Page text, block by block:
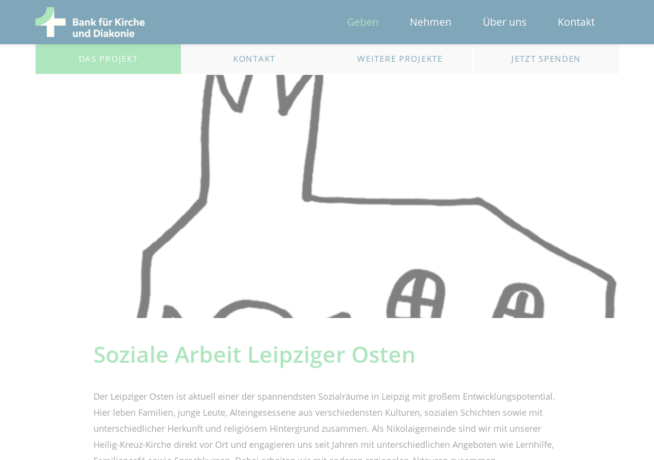
Geben Nehmen Über uns
Das Spendenportal
Kontakt
DAS PROJEKT KONTAKT WEITERE PROJEKTE JETZT SPENDEN
Soziale Arbeit Leipziger Osten
Der Leipziger Osten ist aktuell einer der spannendsten Sozialräume in Leipzig mit großem Entwicklungspotential.
Hier leben Familien, junge Leute, Alteingesessene aus verschiedensten Kulturen, sozialen Schichten sowie mit
unterschiedlicher Herkunft und religiösem Hintergrund zusammen. Als Nikolaigemeinde sind wir mit unserer
Heilig-Kreuz-Kirche direkt vor Ort und engagieren uns seit Jahren mit unterschiedlichen Angeboten wie Lernhilfe,